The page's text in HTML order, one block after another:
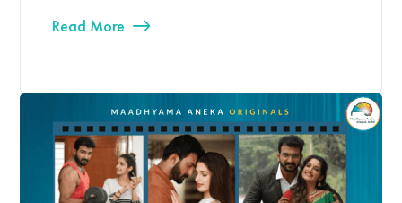
Read More